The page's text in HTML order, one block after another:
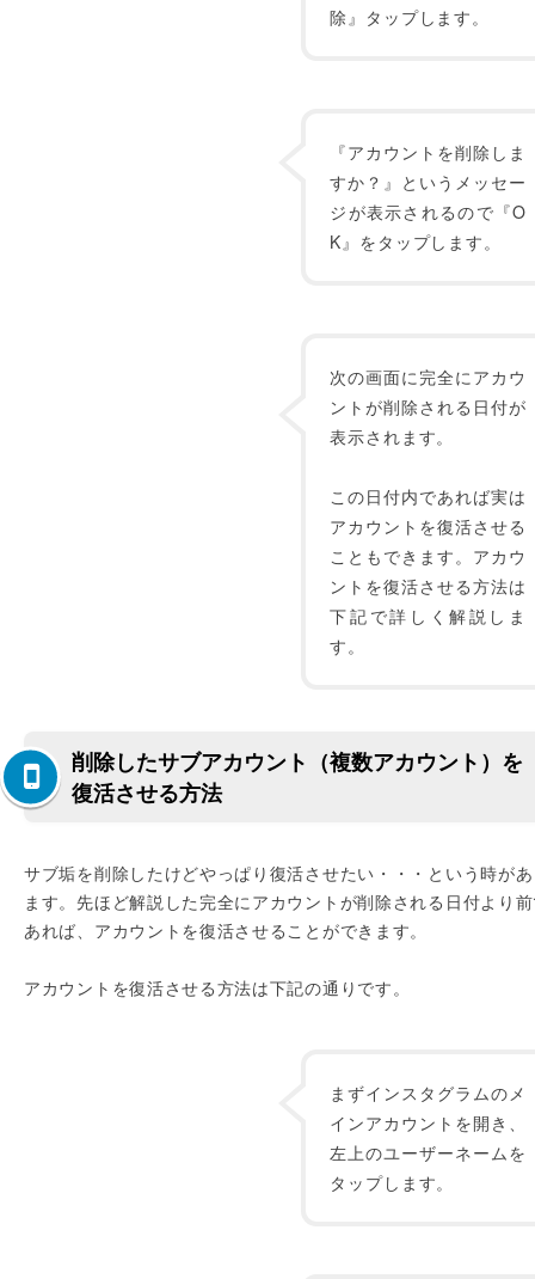
除』タップします。
『アカウントを削除しま
すか？』というメッセー
ジが表示されるので『O
K』をタップします。
次の画面に完全にアカウ
ントが削除される日付が
表示されます。
この日付内であれば実は
アカウントを復活させる
こともできます。アカウ
ントを復活させる方法は
下記で詳しく解説しま
す。
削除したサブアカウント（複数アカウント）を
復活させる方法
サブ垢を削除したけどやっぱり復活させたい・・・という時が
ます。先ほど解説した完全にアカウントが削除される日付より
あれば、アカウントを復活させることができます。
アカウントを復活させる方法は下記の通りです。
まずインスタグラムのメ
インアカウントを開き、
左上のユーザーネームを
タップします。